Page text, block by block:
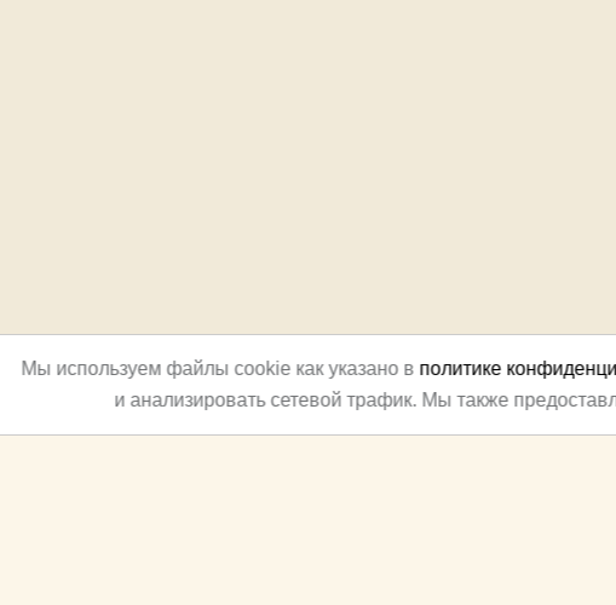
Мы используем файлы cookie как указано в политике
и анализировать сетевой трафик. Мы также